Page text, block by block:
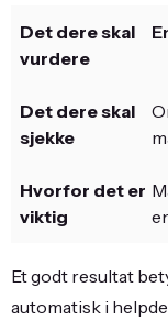
Et godt resultat
automatisk i